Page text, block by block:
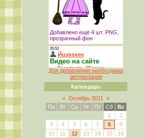
Для добавления необходима
авторизация
Календарь
« Октябрь 2011
»
Пн
Вт Ср Чт Пт Сб
Вс
1
2
3
4 5 6 7 8
9
10
11 12 13 14 15
16